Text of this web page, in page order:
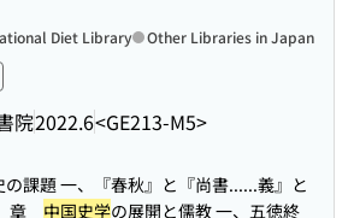
院2022.6<GE213-M5>
Diet Library Other Libraries in Japan
の課題 一、『春秋』と『尚書......義』と
章 中国史学の展開と儒教 一、五徳終